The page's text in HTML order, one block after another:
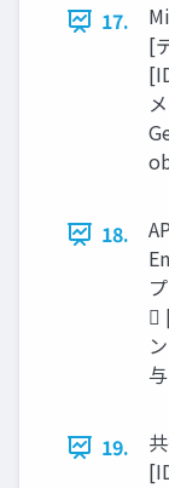
17.
[
18.

与
19.